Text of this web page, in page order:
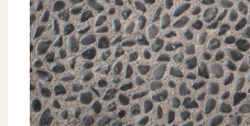
品
と
失
敗
し